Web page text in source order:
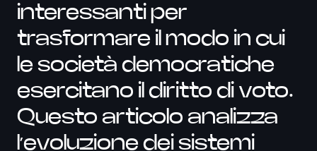
interessanti per
trasformare il modo in cui
le società democratiche
esercitano il diritto di voto.
Questo articolo analizza
l’evoluzione dei sistemi